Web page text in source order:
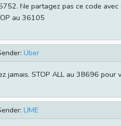
Ne partagez pas ce code
au 36105
Uber
jamais. STOP ALL au 38696 pour
LIME